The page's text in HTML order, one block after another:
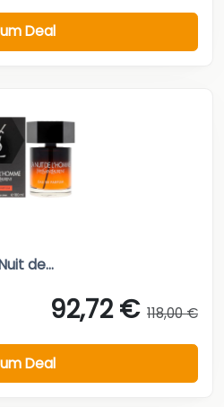
Deal
de...
92,72 € 118,00 €
Deal